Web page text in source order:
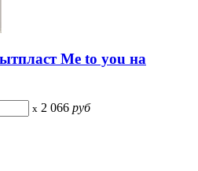
Me to you на
x 2 066 руб